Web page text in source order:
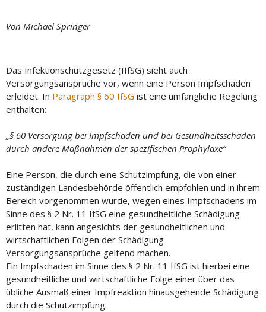
Von Michael Springer
Das Infektionschutzgesetz (IIfSG) sieht auch
Versorgungsansprüche vor, wenn eine Person Impfschäden
erleidet. In Paragraph § 60 IfSG ist eine umfängliche Regelung
enthalten:
„§ 60 Versorgung bei Impfschaden und bei Gesundheitsschäden
durch andere Maßnahmen der spezifischen Prophylaxe“
Eine Person, die durch eine Schutzimpfung, die von einer
zuständigen Landesbehörde öffentlich empfohlen und in ihrem
Bereich vorgenommen wurde, wegen eines Impfschadens im
Sinne des § 2 Nr. 11 IfSG eine gesundheitliche Schädigung
erlitten hat, kann angesichts der gesundheitlichen und
wirtschaftlichen Folgen der Schädigung
Versorgungsansprüche geltend machen.
Ein Impfschaden im Sinne des § 2 Nr. 11 IfSG ist hierbei eine
gesundheitliche und wirtschaftliche Folge einer über das
übliche Ausmaß einer Impfreaktion hinausgehende Schädigung
durch die Schutzimpfung.